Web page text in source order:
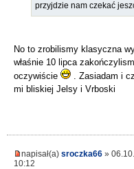
przyjdzie nam czekać
No to zrobilismy klasyczna
właśnie 10 lipca
oczywiście
. Zasiadam i
mi bliskiej Jelsy i Vrboski
napisał(a) sroczka66 »
10:12